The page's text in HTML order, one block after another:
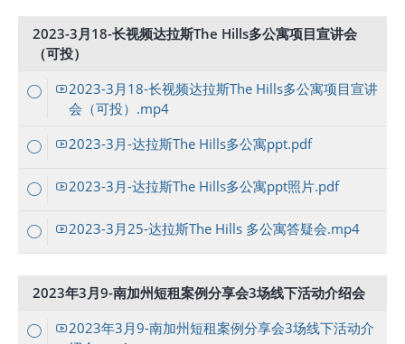
2023-3月18-长视频达拉斯The Hills多公寓项目宣讲会
（可投）
2023-3月18-长视频达拉斯The Hills多公寓项目宣讲
会（可投）.mp4
2023-3月-达拉斯The Hills多公寓ppt.pdf
2023-3月-达拉斯The Hills多公寓ppt照片.pdf
2023-3月25-达拉斯The Hills 多公寓答疑会.mp4
2023年3月9-南加州短租案例分享会3场线下活动介绍会
2023年3月9-南加州短租案例分享会3场线下活动介